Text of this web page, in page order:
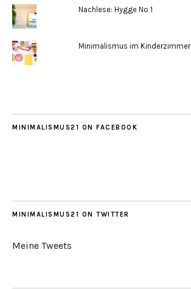
Nachlese: Hygge No 1
Minimalismus im Kinderzimmer
MINIMALISMUS21 ON FACEBOOK
MINIMALISMUS21 ON TWITTER
Meine Tweets